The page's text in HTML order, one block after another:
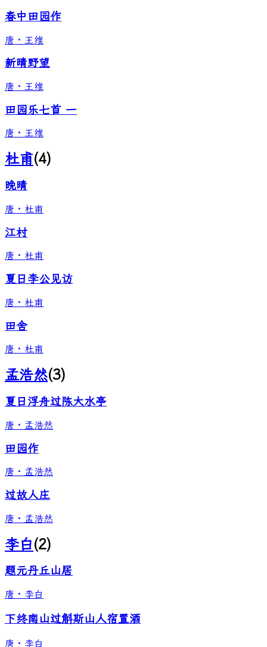
春中田园作
唐 · 王维
新晴野望
唐 · 王维
田园乐七首 一
唐 · 王维
杜甫(4)
晚晴
唐 · 杜甫
江村
唐 · 杜甫
夏日李公见访
唐 · 杜甫
田舍
唐 · 杜甫
孟浩然(3)
夏日浮舟过陈大水亭
唐 · 孟浩然
田园作
唐 · 孟浩然
过故人庄
唐 · 孟浩然
李白(2)
题元丹丘山居
唐 · 李白
下终南山过斛斯山人宿置酒
唐 · 李白